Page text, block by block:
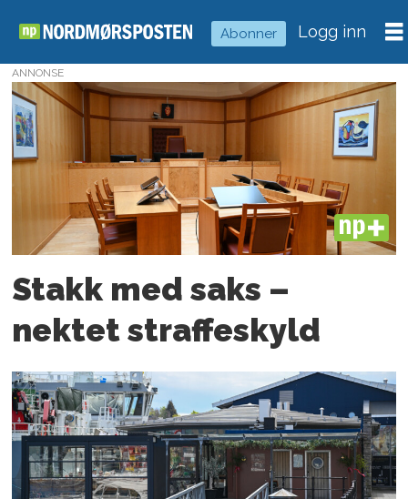
Abonner Logg inn
Tag:
vold
ANNONSE
PLUS
Stakk med saks –
nektet straffeskyld